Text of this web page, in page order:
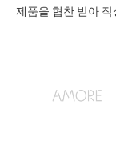
제품을 협찬 받아